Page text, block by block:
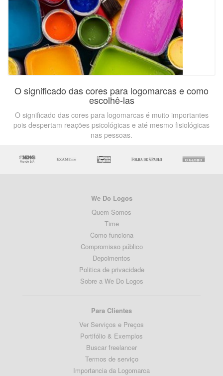
O significado das cores para logomarcas e como
escolhê-las
O significado das cores para logomarcas é muito importantes
pois despertam reações psicológicas e até mesmo fisiológicas
nas pessoas.
We Do Logos
Quem Somos
Time
Como funciona
Compromisso público
Depoimentos
Politica de privacidade
Sobre a We Do Logos
Para Clientes
Ver Serviços e Preços
Portifólio & Exemplos
Buscar freelancer
Termos de serviço
Importancia da Logomarca